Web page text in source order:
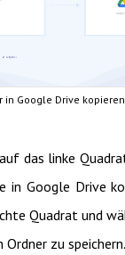
in Google Drive kopieren
das linke
in Google Drive
Quadrat und
zu speichern.